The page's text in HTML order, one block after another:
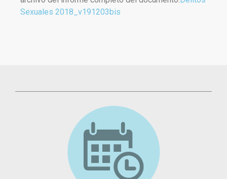
Sexuales 2018_v191203bis